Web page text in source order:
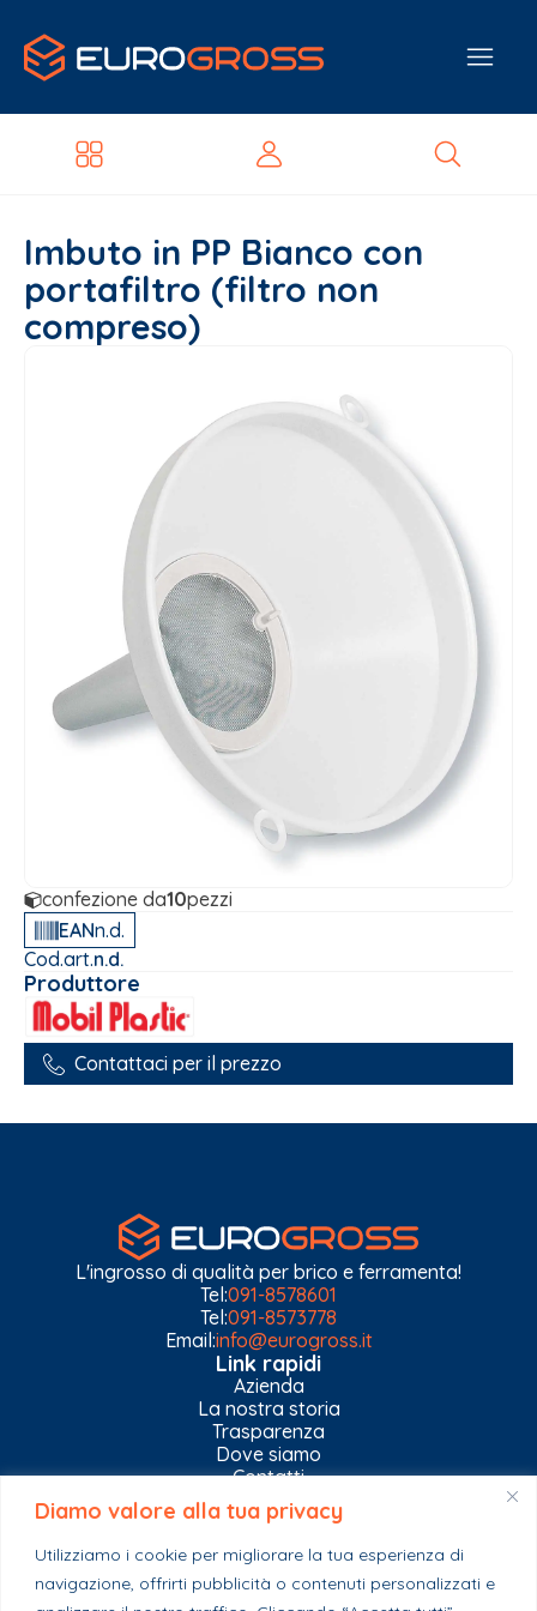
Diamo valore alla tua privacy
Utilizziamo i cookie per migliorare la tua esperienza di
navigazione, offrirti pubblicità o contenuti personalizzati e
Imbuto in PP Bianco con
portafiltro (filtro non
compreso)
confezione da10pezzi
EANn.d.
Cod.art.n.d.
Produttore
Contattaci per il prezzo
L'ingrosso di qualità per brico e ferramenta!
Tel:091-8578601
Tel:091-8573778
Email:info@eurogross.it
Link rapidi
Azienda
La nostra storia
Trasparenza
Dove siamo
Contatti
Privacy Policy
Gestisci impostazioni Cookies
Esplora il catalogo
Casa